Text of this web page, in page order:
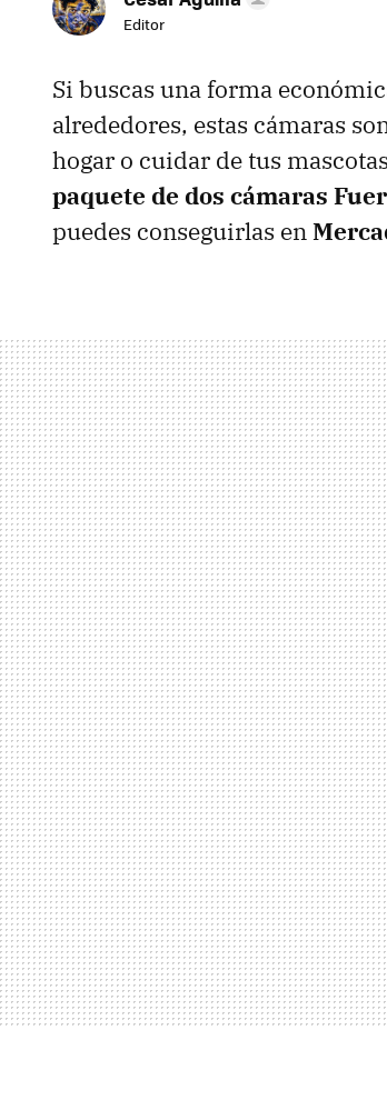
Editor
Si buscas una forma
alrededores, estas cámaras
hogar o cuidar de tus
paquete de dos cámaras
puedes conseguirlas en